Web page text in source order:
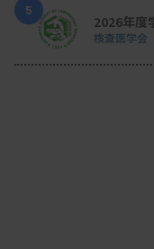
5
2026年度
検査医学会